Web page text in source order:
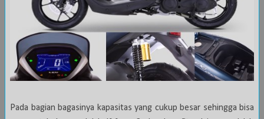
Pada bagian bagasinya kapasitas yang cukup besar sehingga bisa